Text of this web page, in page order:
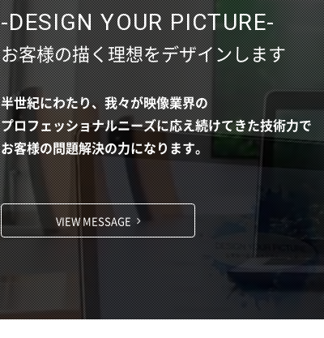
-DESIGN YOUR PICTURE-
お客様の描く理想をデザインします
半世紀にわたり、我々が映像業界の
プロフェッショナルニーズに応え続けてきた技術力で
お客様の問題解決の力になります。
VIEW MESSAGE